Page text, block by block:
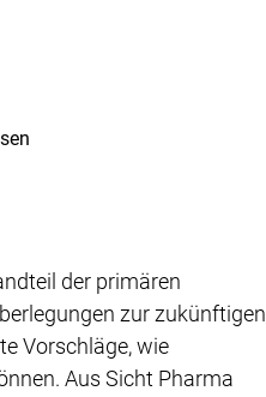
der primären
zur zukünftigen
Vorschläge, wie
Aus Sicht Pharma